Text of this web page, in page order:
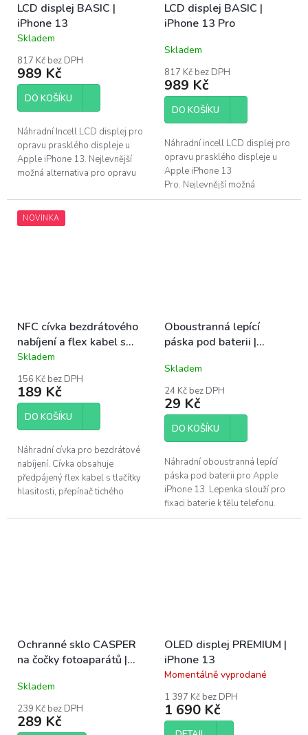
LCD displej BASIC |
iPhone 13
Průměrné
produktu
je
5,0
hvězdiček.
Skladem
817 Kč bez DPH
989 Kč
DO KOŠÍKU
Náhradní Incell LCD displej pro
opravu prasklého displeje u
Apple iPhone 13. Nejlevnější
možná alternativa pro opravu
iPhone...
LCD displej BASIC |
iPhone 13 Pro
Skladem
817 Kč bez DPH
989 Kč
DO KOŠÍKU
Náhradní incell LCD displej pro
opravu prasklého displeje u
Apple iPhone 13
Pro. Nejlevnější možná
alternativa pro opravu displeje
NOVINKA
NFC cívka bezdrátového
nabíjení a flex kabel s
tlačítky | iPhone 13
Průměrné
produktu
je
5,0
hvězdiček.
Skladem
156 Kč bez DPH
189 Kč
DO KOŠÍKU
Náhradní cívka pro bezdrátové
nabíjení. Cívka obsahuje
předpájený flex kabel s tlačítky
hlasitosti, přepínač tichého
obsahují kovové plíšky,...
Oboustranná lepící
páska pod baterii |
Skladem
24 Kč bez DPH
29 Kč
DO KOŠÍKU
Náhradní oboustranná lepící
páska pod baterii pro Apple
iPhone 13. Lepenka slouží pro
fixaci baterie k tělu telefonu.
Ochranné sklo CASPER
na čočky fotoaparátů |
Skladem
239 Kč bez DPH
289 Kč
OLED displej PREMIUM |
iPhone 13
Průměrné
produktu
je
4,5
Momentálně vyprodané
1 397 Kč bez DPH
1 690 Kč